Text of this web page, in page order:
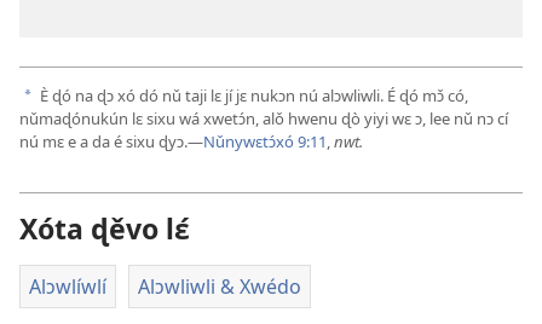
a È ɖó na ɖɔ xó dó nǔ taji lɛ jí jɛ nukɔn nú alɔwliwli. É ɖó mɔ̌ có,
nǔmaɖónukún lɛ sixu wá xwetɔ́n, alǒ hwenu ɖò yiyi wɛ ɔ, lee nǔ nɔ cí
nú mɛ e a da é sixu ɖyɔ.​—Nǔnywɛtɔ́xó 9:11,nwt.
Xóta ɖěvo lɛ́
Alɔwlíwlí Alɔwliwli & Xwédo